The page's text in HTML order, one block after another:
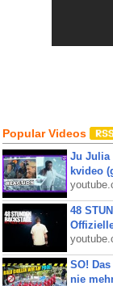
Popular Videos
Ju Julia
kvideo
48
SO!
nie